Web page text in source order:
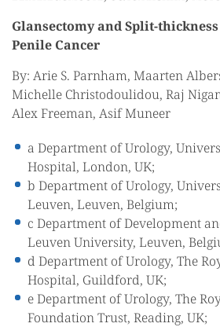
Glansectomy and Split-
Penile Cancer
By: Arie S. Parnham, Maarten
Michelle Christodoulidou, Raj
Alex Freeman, Asif Muneer
a Department of Urology,
Hospital, London, UK;
b Department of Urology,
Leuven, Leuven, Belgium;
c Department of Development
Leuven University, Leuven,
d Department of Urology, The
Hospital, Guildford, UK;
e Department of Urology, The
Foundation Trust, Reading, UK;